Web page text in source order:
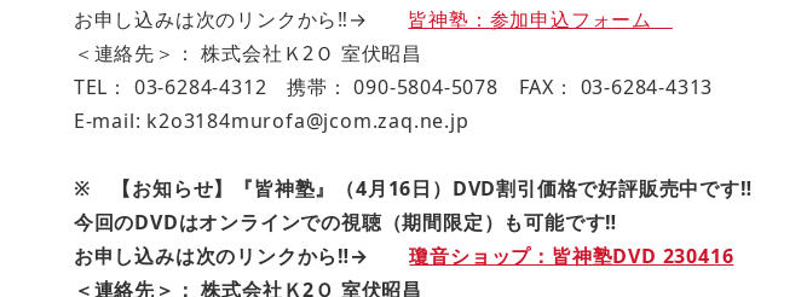
お申し込みは次のリンクから‼→ 皆神塾：参加申込フォーム
＜連絡先＞： 株式会社Ｋ2Ｏ 室伏昭昌
TEL： 03-6284-4312 携帯： 090-5804-5078 FAX： 03-6284-4313
E-mail: k2o3184murofa@jcom.zaq.ne.jp
※ 【お知らせ】『皆神塾』（4月16日）DVD割引価格で好評販売中です‼
今回のDVDはオンラインでの視聴（期間限定）も可能です‼
お申し込みは次のリンクから‼→瓊音ショップ：皆神塾DVD 230416
＜連絡先＞： 株式会社Ｋ2Ｏ 室伏昭昌